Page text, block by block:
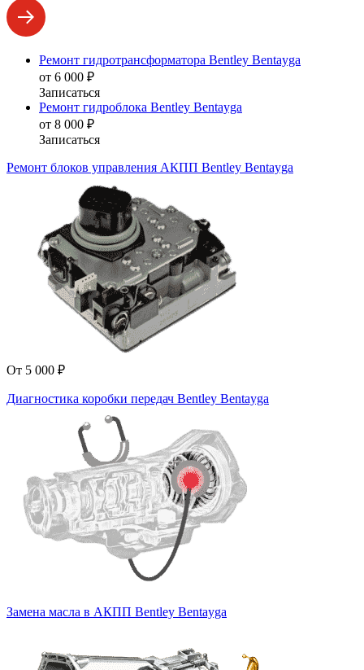
Ремонт гидротрансформатора Bentley Bentayga
от 6 000 ₽
Записаться
Ремонт гидроблока Bentley Bentayga
от 8 000 ₽
Записаться
Ремонт блоков управления АКПП Bentley Bentayga
От 5 000 ₽
Диагностика коробки передач Bentley Bentayga
Замена масла в АКПП Bentley Bentayga